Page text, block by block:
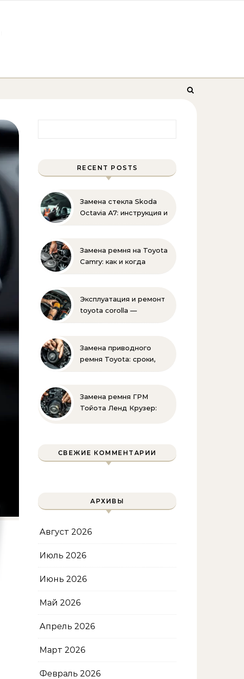
RECENT POSTS
Замена стекла Skoda
Octavia A7: инструкция и
Замена ремня на Toyota
Camry: как и когда
Эксплуатация и ремонт
toyota corolla —
Замена приводного
ремня Toyota: сроки,
своими руками
Замена ремня ГРМ
Тойота Ленд Крузер:
СВЕЖИЕ КОММЕНТАРИИ
АРХИВЫ
Август 2026
Июль 2026
Июнь 2026
Май 2026
Апрель 2026
Март 2026
Февраль 2026